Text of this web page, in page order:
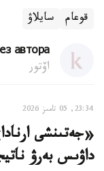
قوعام سايلاۋ
автора
اۆتور
23:34, 05 تامىز 2026
«جەتىنشى
داۋىس بەرۋ